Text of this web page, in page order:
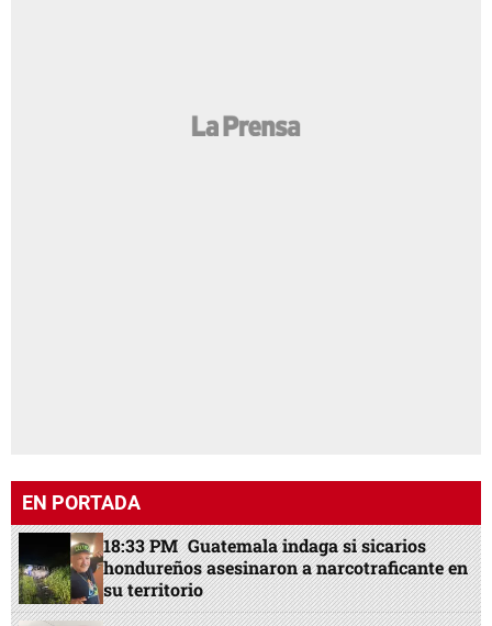
EN PORTADA
18:33 PM Guatemala indaga si sicarios
hondureños asesinaron a narcotraficante en
su territorio